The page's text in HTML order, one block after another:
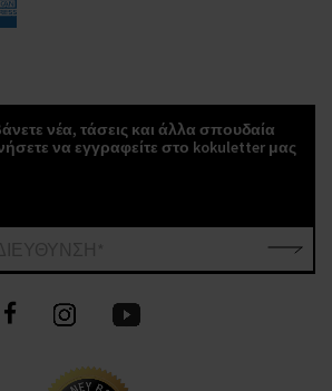
νέα, τάσεις και άλλα σπουδαία
να εγγραφείτε στο kokuletter μας